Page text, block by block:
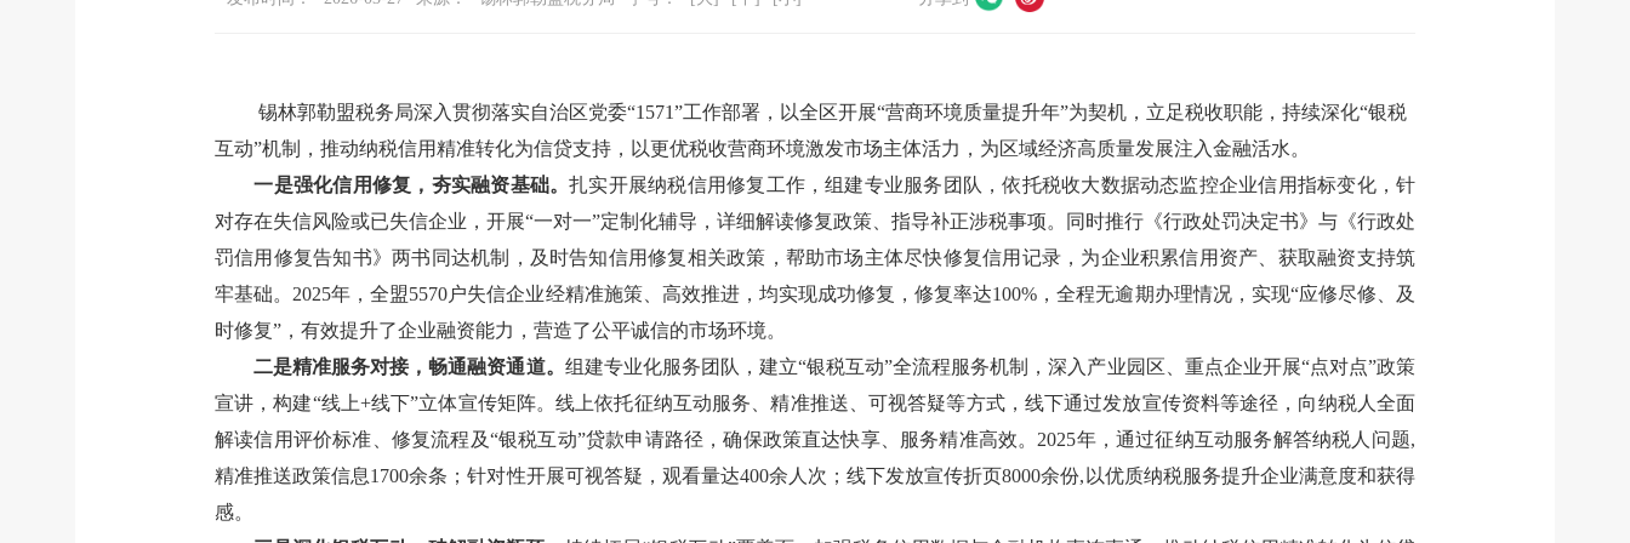
锡林郭勒盟税务局深入贯彻落实自治区党委“1571”工作部署，以全区开展“营商环境质量提升年”为契机，立足税收职能，持续深化“银税
互动”机制，推动纳税信用精准转化为信贷支持，以更优税收营商环境激发市场主体活力，为区域经济高质量发展注入金融活水。
一是强化信用修复，夯实融资基础。扎实开展纳税信用修复工作，组建专业服务团队，依托税收大数据动态监控企业信用指标变化，针
对存在失信风险或已失信企业，开展“一对一”定制化辅导，详细解读修复政策、指导补正涉税事项。同时推行《行政处罚决定书》与《行政处
罚信用修复告知书》两书同达机制，及时告知信用修复相关政策，帮助市场主体尽快修复信用记录，为企业积累信用资产、获取融资支持筑
牢基础。2025年，全盟5570户失信企业经精准施策、高效推进，均实现成功修复，修复率达100%，全程无逾期办理情况，实现“应修尽修、及
时修复”，有效提升了企业融资能力，营造了公平诚信的市场环境。
二是精准服务对接，畅通融资通道。 组建专业化服务团队，建立“银税互动”全流程服务机制，深入产业园区、重点企业开展“点对点”政策
宣讲，构建“线上+线下”立体宣传矩阵。线上依托征纳互动服务、精准推送、可视答疑等方式，线下通过发放宣传资料等途径，向纳税人全面
解读信用评价标准、修复流程及“银税互动”贷款申请路径，确保政策直达快享、服务精准高效。2025年，通过征纳互动服务解答纳税人问题,
精准推送政策信息1700余条；针对性开展可视答疑，观看量达400余人次；线下发放宣传折页8000余份,以优质纳税服务提升企业满意度和获得
感。